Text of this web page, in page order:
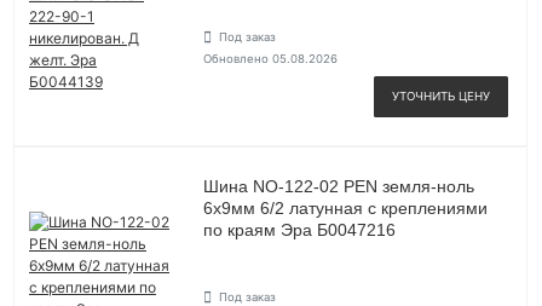
Под заказ
Обновлено 05.08.2026
УТОЧНИТЬ ЦЕНУ
Шина NO-122-02 PEN земля-ноль
6х9мм 6/2 латунная с креплениями
по краям Эра Б0047216
Под заказ